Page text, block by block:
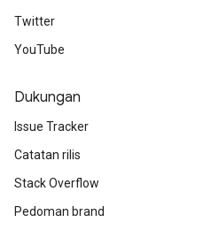
Twitter
YouTube
Dukungan
Issue Tracker
Catatan rilis
Stack Overflow
Pedoman brand